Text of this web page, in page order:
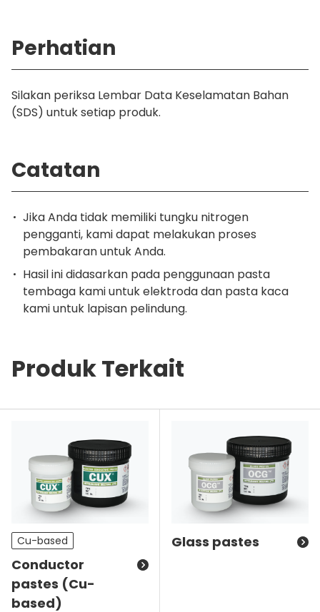
Perhatian
Silakan periksa Lembar Data Keselamatan Bahan
(SDS) untuk setiap produk.
Catatan
Jika Anda tidak memiliki tungku nitrogen
pengganti, kami dapat melakukan proses
pembakaran untuk Anda.
Hasil ini didasarkan pada penggunaan pasta
tembaga kami untuk elektroda dan pasta kaca
kami untuk lapisan pelindung.
Produk Terkait
Cu-based
Conductor
pastes (Cu-
based)
Glass pastes